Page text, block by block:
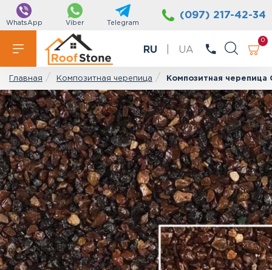
WhatsApp Viber Telegram
(097) 217-42-34
RU UA
0
Главная Композитная черепица Композитная черепица